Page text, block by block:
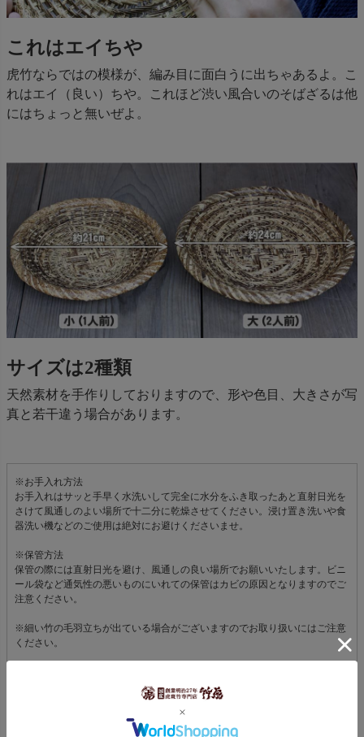
これはエイちや
虎竹ならではの模様が、編み目に面白うに出ちゃあるよ。こ
れはエイ（良い）ちや。これほど渋い風合いのそばざるは他
にはちょっと無いぜよ。
サイズは2種類
天然素材を手作りしておりますので、形や色目、大きさが写
真と若干違う場合があります。
※お手入れ方法
お手入れはサッと手早く水洗いして完全に水分をふき取ったあと直射日光を
さけて風通しのよい場所で十二分に乾燥させてください。浸け置き洗いや食
器洗い機などのご使用は絶対にお避けくださいませ。
※保管方法
保管の際には直射日光を避け、風通しの良い場所でお願いいたします。ビニ
ール袋など通気性の悪いものにいれての保管はカビの原因となりますのでご
注意ください。
※細い竹の毛羽立ちが出ている場合がございますのでお取り扱いにはご注意
ください。